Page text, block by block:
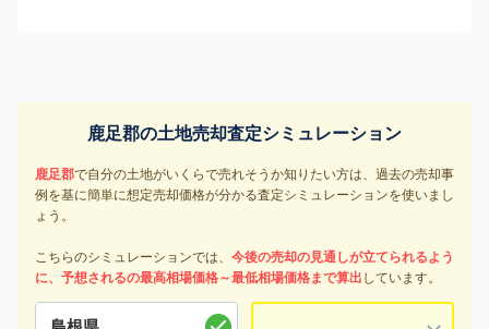
鹿足郡の土地売却査定シミュレーション
鹿足郡で自分の土地がいくらで売れそうか知りたい方は、過去の売却事
例を基に簡単に想定売却価格が分かる査定シミュレーションを使いまし
ょう。
こちらのシミュレーションでは、 今後の売却の見通しが立てられるよう
に、予想されるの最高相場価格～最低相場価格まで算出 しています。